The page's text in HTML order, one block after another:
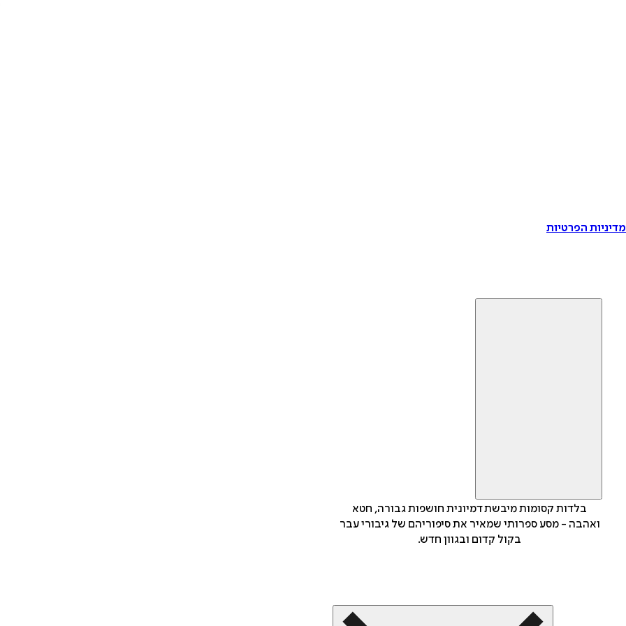
הפרטיות
בלדות קסומות מיבשת דמיונית חושפות גבורה, חטא
ואהבה - מסע ספרותי שמאיר את סיפוריהם של גיבורי עבר
בקול קדום ובגוון חדש.